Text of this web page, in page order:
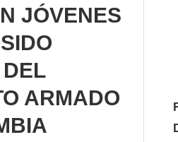
JÓVENES
ARMADO